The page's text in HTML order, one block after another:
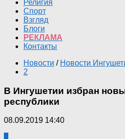
Религия
Спорт
Взгляд
Блоги
РЕКЛАМА
Контакты
Новости / Новости
2
В Ингушетии избран
республики
08.09.2019 14:40